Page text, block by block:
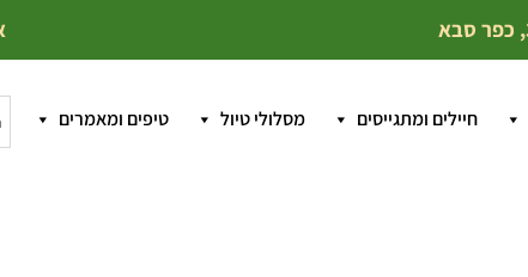
חיילים ומתגייסים מסלולי טיול טיפים ומאמרים